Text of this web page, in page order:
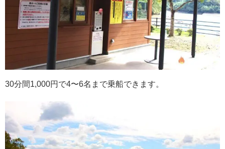
30分間1,000円で4〜6名まで乗船できます。